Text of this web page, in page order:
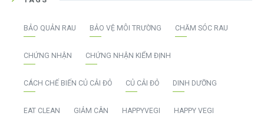
BẢO QUẢN RAU BẢO VỆ MÔI TRƯỜNG CHĂM SÓC RAU
CHỨNG NHẬN CHỨNG NHẬN KIỂM ĐỊNH
CÁCH CHẾ BIẾN CỦ CẢI ĐỎ CỦ CẢI ĐỎ DINH DƯỠNG
EAT CLEAN GIẢM CÂN HAPPYVEGI HAPPY VEGI